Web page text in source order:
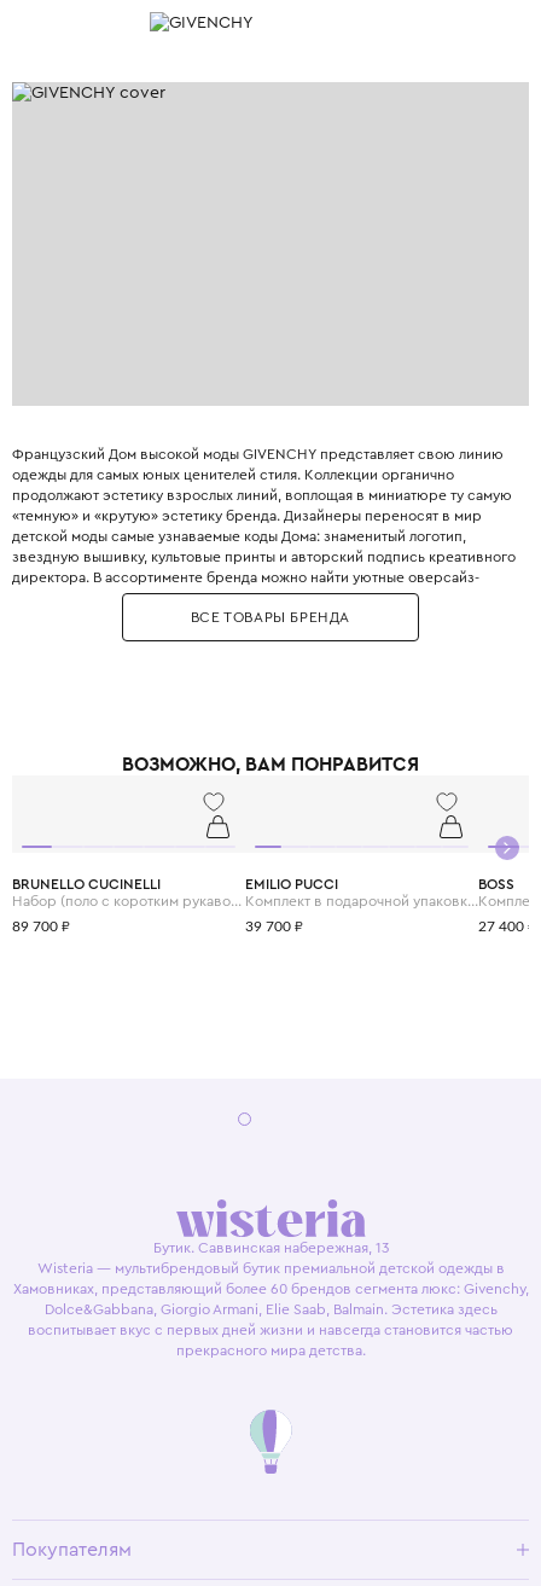
Французский Дом высокой моды GIVENCHY представляет свою линию
одежды для самых юных ценителей стиля. Коллекции органично
продолжают эстетику взрослых линий, воплощая в миниатюре ту самую
«темную» и «крутую» эстетику бренда. Дизайнеры переносят в мир
детской моды самые узнаваемые коды Дома: знаменитый логотип,
звездную вышивку, культовые принты и авторский подпись креативного
директора. В ассортименте бренда можно найти уютные оверсайз-
трикотажные вещи, практичные толстовки с лозунгами и стильные
куртки-бомберы. Все изделия GIVENCHY Kids отличает использование
высококачественных материалов и безупречный пошив, характерные
создавать стильные family look-образы, копируя детали взрослых
которые с удовольствием одевают своих детей в данный бренд.
Выбирая GIVENCHY, вы дарите своему ребенку не просто одежду, а
частичку французского наследия и истории моды.
ВСЕ ТОВАРЫ БРЕНДА
ВОЗМОЖНО, ВАМ ПОНРАВИТСЯ
BRUNELLO CUCINELLI
Набор (поло с коротким рукавом и шорты)
89 700 ₽
EMILIO PUCCI
Комплект в подарочной упаковке (комбинезон и шапка)
39 700 ₽
BOSS
27 400 ₽
Бутик. Саввинская набережная, 13
Wisteria — мультибрендовый бутик премиальной детской одежды в
Хамовниках, представляющий более 60 брендов сегмента люкс: Givenchy,
Dolce&Gabbana, Giorgio Armani, Elie Saab, Balmain. Эстетика здесь
воспитывает вкус с первых дней жизни и навсегда становится частью
прекрасного мира детства.
Покупателям